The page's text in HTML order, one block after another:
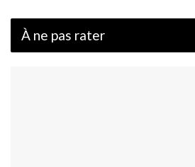
À ne pas rater